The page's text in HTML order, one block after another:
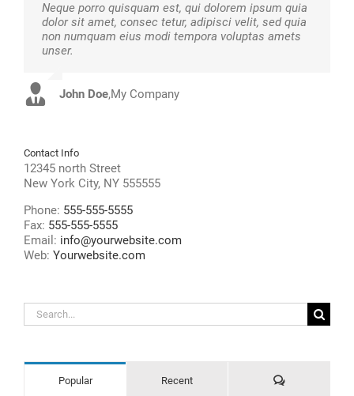
Search
for:
Popular Recent Comments
Neque porro quisquam est, qui dolorem ipsum quia
dolor sit amet, consec tetur, adipisci velit, sed quia
non numquam eius modi tempora voluptas amets
unser.
John Doe,My Company
Aliquam erat volutpat. Quisque at est id ligula
facilisis laoreet eget pulvinar nibh. Suspendisse at
ultrices dui. Curabitur ac felis arcu sadips ipsums
fugiats nemis.
Luke Beck,Theme Fusion
Contact Info
12345 north Street
New York City, NY 555555
Phone: 555-555-5555
Fax: 555-555-5555
Email: info@yourwebsite.com
Web: Yourwebsite.com